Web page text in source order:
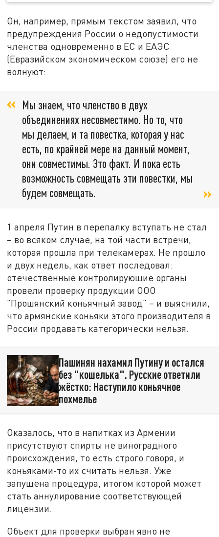
Он, например, прямым текстом заявил, что
предупреждения России о недопустимости
членства одновременно в ЕС и ЕАЭС
(Евразийском экономическом союзе) его не
волнуют:
Мы знаем, что членство в двух
объединениях несовместимо. Но то, что
мы делаем, и та повестка, которая у нас
есть, по крайней мере на данный момент,
они совместимы. Это факт. И пока есть
возможность совмещать эти повестки, мы
будем совмещать.
1 апреля Путин в перепалку вступать не стал
– во всяком случае, на той части встречи,
которая прошла при телекамерах. Не прошло
и двух недель, как ответ последовал:
отечественные контролирующие органы
провели проверку продукции ООО
"Прошянский коньячный завод" – и выяснили,
что армянские коньяки этого производителя в
России продавать категорически нельзя.
Пашинян нахамил Путину и остался
без "кошелька". Русские ответили
жёстко: Наступило коньячное
похмелье
Оказалось, что в напитках из Армении
присутствуют спирты не виноградного
происхождения, то есть строго говоря, и
коньяками-то их считать нельзя. Уже
запущена процедура, итогом которой может
стать аннулирование соответствующей
лицензии.
Объект для проверки выбран явно не